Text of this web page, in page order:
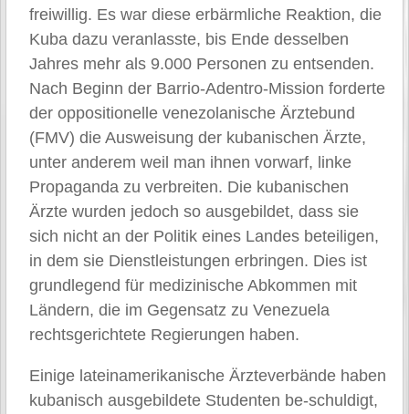
freiwillig. Es war diese erbärmliche Reaktion, die
Kuba dazu veranlasste, bis Ende desselben
Jahres mehr als 9.000 Personen zu entsenden.
Nach Beginn der Barrio-Adentro-Mission forderte
der oppositionelle venezolanische Ärztebund
(FMV) die Ausweisung der kubanischen Ärzte,
unter anderem weil man ihnen vorwarf, linke
Propaganda zu verbreiten. Die kubanischen
Ärzte wurden jedoch so ausgebildet, dass sie
sich nicht an der Politik eines Landes beteiligen,
in dem sie Dienstleistungen erbringen. Dies ist
grundlegend für medizinische Abkommen mit
Ländern, die im Gegensatz zu Venezuela
rechtsgerichtete Regierungen haben.
Einige lateinamerikanische Ärzteverbände haben
kubanisch ausgebildete Studenten be-schuldigt,